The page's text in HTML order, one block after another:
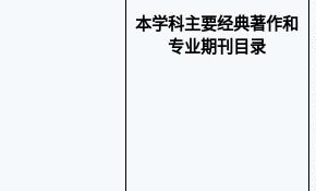
本学科主要经典著作和
专业期刊目录